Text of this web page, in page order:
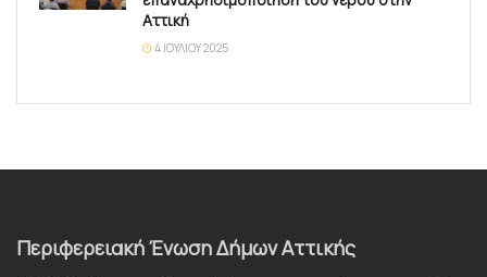
Αττική
4 ΙΟΥΛΊΟΥ 2025
Περιφερειακή Ένωση Δήμων Αττικής